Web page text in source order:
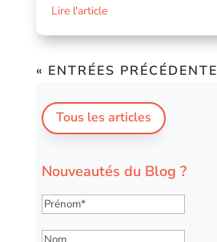
Lire l'article
« ENTRÉES
Tous les articles
Nouveautés du Blog ?